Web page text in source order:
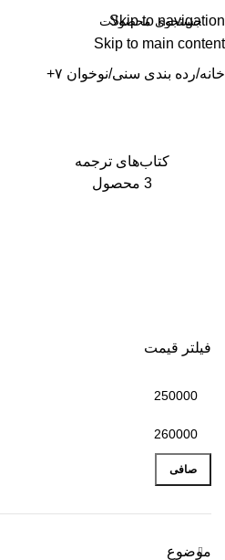
Skip to navigation
Skip to main content
خانه رده بندی سنی نوخوان ۷+
کتاب‌های ترجمه
3 محصول
فیلتر قیمت
صافی
موضوع